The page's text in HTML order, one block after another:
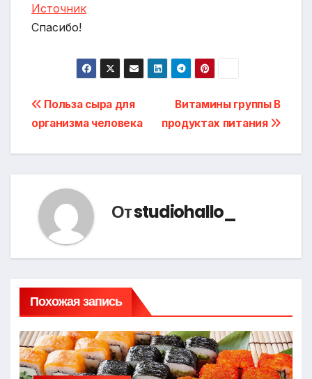
Источник
Спасибо!
Навигация
по
Витамины группы В
продуктах питания
Польза сыра для
организма человека
Отstudiohallo_
Похожая запись